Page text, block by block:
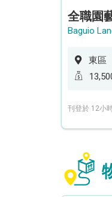
全職園
Baguio
東區
刊登於 12小